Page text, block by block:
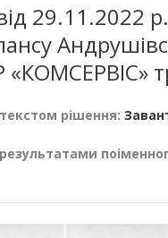
29.11.2022
«КОМСЕРВІС»
рішення: